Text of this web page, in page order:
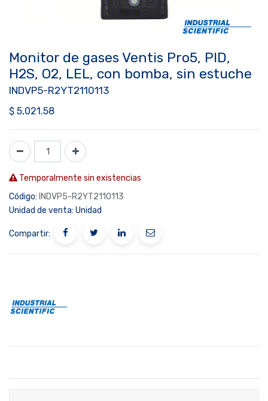
Monitor de gases Ventis Pro5, PID,
H2S, O2, LEL, con bomba, sin estuche
INDVP5-R2YT2110113
$ 5,021.58
Temporalmente sin existencias
Código: INDVP5-R2YT2110113
Unidad de venta: Unidad
Compartir: